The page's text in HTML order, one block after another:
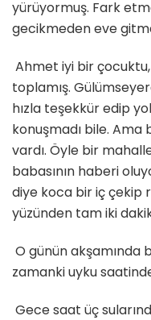
yürüyormuş. Fark
gecikmeden eve
Ahmet iyi bir
toplamış.
hızla teşekkür edip
konuşmadı bile. Ama
vardı. Öyle bir
babasının haberi
diye koca bir iç çekip
yüzünden tam iki
O günün akşamında
zamanki uyku
Gece saat üç